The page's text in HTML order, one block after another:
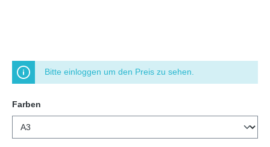
Bitte einloggen um den Preis zu sehen.
Farben